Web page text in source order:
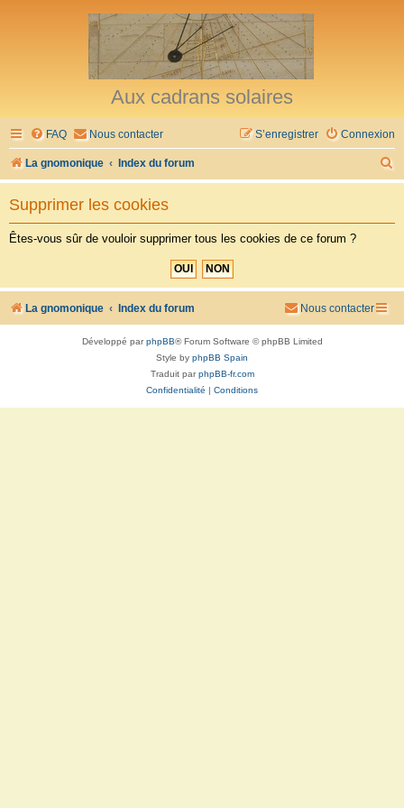
Aux cadrans solaires
FAQ Nous contacter Connexion
S’enregistrer
La gnomonique Index du forum
e
h
Supprimer les cookies
Êtes-vous sûr de vouloir supprimer tous les cookies de ce forum ?
La gnomonique Index du forum Nous contacter
Développé parphpBB® Forum Software © phpBB Limited
Style by phpBB Spain
Traduit parphpBB-fr.com
Confidentialité | Conditions